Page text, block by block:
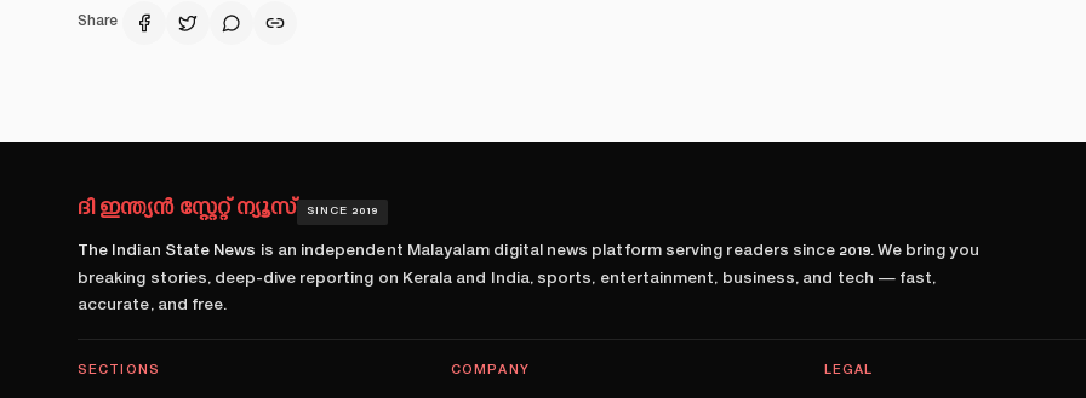
Share
ദി ഇന്ത്യൻ സ്റ്റേറ്റ് ന്യൂസ് SINCE 2019
The Indian State News is an independent Malayalam digital news platform serving readers since 2019. We bring you
breaking stories, deep-dive reporting on Kerala and India, sports, entertainment, business, and tech — fast,
accurate, and free.
SECTIONS COMPANY LEGAL